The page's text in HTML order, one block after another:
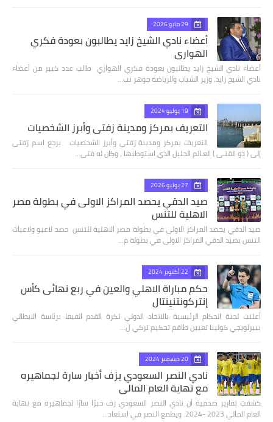
29 مايو 2026
أعضاء نادي الشيخ زايد يطالبون بعودة فكري
الهواري
أعضاء نادي الشيخ زايد يطالبون بعودة فكري الهواري طالب عدد كبير من أعضاء
نادي الشيخ زايد، وزير الشباب والرياضة جوهر نب…
19 يوليو 2024
التعريف بمركز ومدينة زفتي وأبرز الشخصيات
التعريف بمركز ومدينة زفتي وأبرز الشخصيات يرجع اسم زفتى
إلى ( ذو الفتـى ) العـالم الجليل الذي استوطنها ، وكان له فتى…
27 يوليو 2026
صيد الدقي يحصد المراكز الاولى في بطولة مصر
الاهلية للتنس
صيد الدقي يحصد المراكز الاولى في بطولة مصر الاهلية للتنس حصد لاعبو ولاعبات
التنس بصيد الدقي المراكز الاولى في بطولة م…
22 أكتوبر 2024
حكم مباراة الاهلي والعين في ربع نهائى كأس
إنتركونتنينتال
أعلنت لجنة الحكام الرئيسية بالاتحاد الدولي لكرة القدم الفيفا برئاسة الايطالي
بييرلويجي كولينا تعيين طاقم تحكيم تركي ل…
20 ديسمبر 2024
نادي النصر السعودي يزف أخبار سارة لجماهيره
مع نهاية العام المالي
كشفت تقارير صحفية أن نادي النصر السعودي زف خبرًا سارًا لجماهيره مع نهاية
العام المالي 2023 -2024. ويطمع النصر في استعاد…